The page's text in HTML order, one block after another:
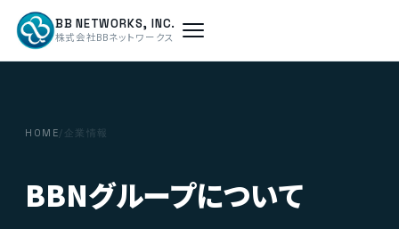
BB NETWORKS, INC.
株式会社BBネットワークス
HOME/ 企業情報
BBNグループについて